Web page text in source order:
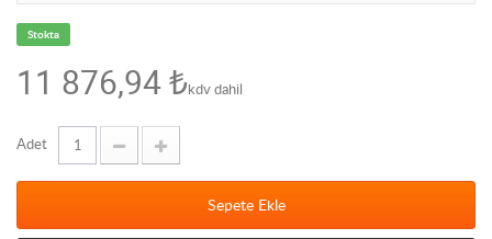
Stokta
11 876,94 ₺kdv dahil
Adet
Sepete Ekle